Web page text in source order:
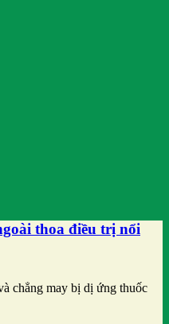
thoa điều trị nổi
chẳng may bị dị ứng thuốc